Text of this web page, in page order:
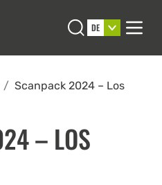
Open search
DE
/ Scanpack 2024 – Los
– LOS